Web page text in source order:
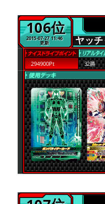
106位
2015-07-27 11:46
更新 ヤッ
294900Pt 32勝